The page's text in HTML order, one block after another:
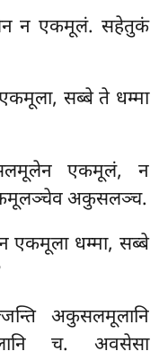
न एकमूलं. सहेतुकं
सब्बे ते धम्मा
एकमूलं, न
अकुसलञ्च.
धम्मा, सब्बे
अकुसलमूलानि
च. अवसेसा